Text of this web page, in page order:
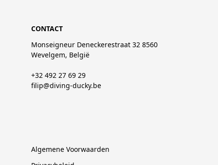
CONTACT
Monseigneur Deneckerestraat 32 8560
Wevelgem, België
+32 492 27 69 29
filip@diving-ducky.be
Algemene Voorwaarden